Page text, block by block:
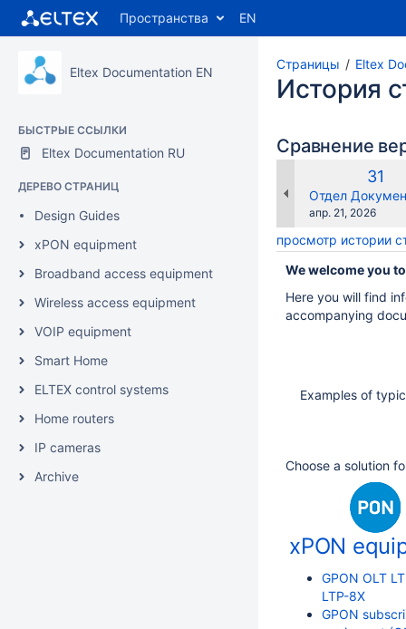
Пространства EN
Eltex Documentation EN
БЫСТРЫЕ ССЫЛКИ
Eltex Documentation RU
ДЕРЕВО СТРАНИЦ
Design Guides
xPON equipment
Broadband access equipment
Wireless access equipment
VOIP equipment
Smart Home
ELTEX control systems
Home routers
IP cameras
Archive
Страницы Eltex
История
Сравнение
31
Отдел
Сохранено
апр. 21, 2026
просмотр истории
We welcome you
Here you will find
accompanying
Examples of
Choose a solution
xPON
GPON OLT
LTP-8X
GPON